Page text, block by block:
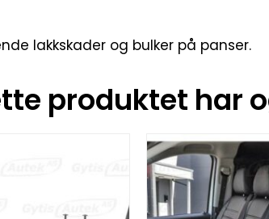
lakkskader og bulker på panser.
produktet har